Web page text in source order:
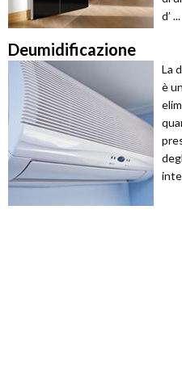
d’ ...
Deumidificazione
La
è